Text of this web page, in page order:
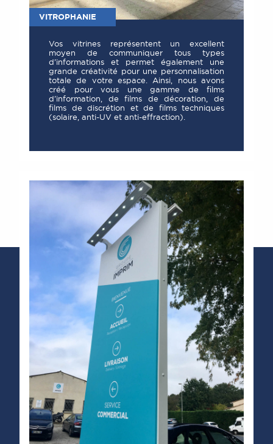
VITROPHANIE
Vos vitrines représentent un excellent
moyen de communiquer tous types
d’informations et permet également une
grande créativité pour une personnalisation
totale de votre espace. Ainsi, nous avons
créé pour vous une gamme de films
d’information, de films de décoration, de
films de discrétion et de films techniques
(solaire, anti-UV et anti-effraction).